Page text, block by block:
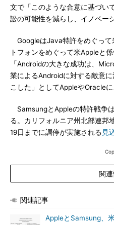
文で「このような合意に基づい
訟の可能性を減らし、イノベー
GoogleはJava特許をめぐって
トフォンをめぐって米Appleと
「Androidの大きな成功は、
業によるAndroidに対する敵意
こした」としてAppleやOracleに
SamsungとAppleの特許戦争
る。カリフォルニア州北部連邦
19日までに調停が実施される 見
関
関連記事
AppleとSamsung、